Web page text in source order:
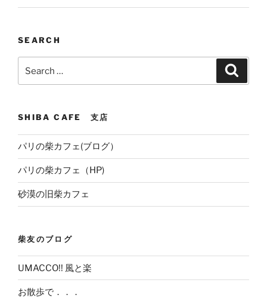
SEARCH
for:
SHIBA CAFE 支店
パリの柴カフェ(ブログ）
パリの柴カフェ（HP)
砂漠の旧柴カフェ
柴友のブログ
UMACCO!! 風と楽
お散歩で．．．